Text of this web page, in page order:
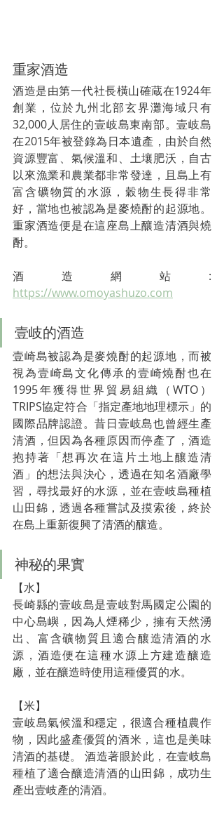
重家酒造
酒造是由第一代社長橫山確蔵在1924年
創業，位於九州北部玄界灘海域只有
32,000人居住的壹岐島東南部。壹岐島
在2015年被登錄為日本遺產，由於自然
資源豐富、氣候溫和、土壤肥沃，自古
以來漁業和農業都非常發達，且島上有
富含礦物質的水源，穀物生長得非常
好，當地也被認為是麥燒酎的起源地。
重家酒造便是在這座島上釀造清酒與燒
酎。
https://www.omoyashuzo.com
壹岐的酒造
壹崎島被認為是麥燒酎的起源地，而被
視為壹崎島文化傳承的壹崎燒酎也在
1995年獲得世界貿易組織（WTO）
TRIPS協定符合「指定產地地理標示」的
國際品牌認證。昔日壹岐島也曾經生產
清酒，但因為各種原因而停產了，酒造
抱持著「想再次在這片土地上釀造清
酒」的想法與決心，透過在知名酒廠學
習，尋找最好的水源，並在壹岐島種植
山田錦，透過各種嘗試及摸索後，終於
在島上重新復興了清酒的釀造。
神秘的果實
【水】
長崎縣的壹岐島是壹岐對馬國定公園的
中心島嶼，因為人煙稀少，擁有天然湧
出、富含礦物質且適合釀造清酒的水
源，酒造便在這種水源上方建造釀造
廠，並在釀造時使用這種優質的水。
【米】
壹岐島氣候溫和穩定，很適合種植農作
物，因此盛產優質的酒米，這也是美味
清酒的基礎。 酒造著眼於此，在壹岐島
種植了適合釀造清酒的山田錦，成功生
產出壹岐產的清酒。